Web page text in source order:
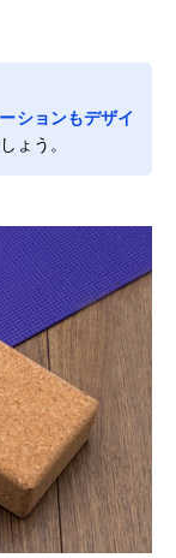
ションもデザイ
ょう。